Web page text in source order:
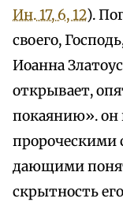
Ин. 17, 6, 12).
своего,
Иоанна
открывает,
покаянию». он
пророческими
дающими
скрытность